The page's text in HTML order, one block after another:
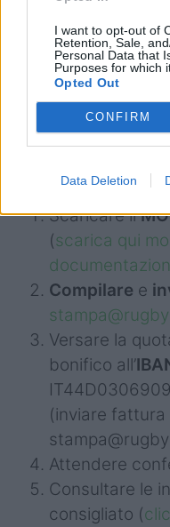
I want to opt-out of
Retention, Sale,
Personal Data that
Purposes for which
Opted Out
CONFIRM
Data Deletion
GRATUITO!!
**I tesserati
uno sconto del
della prossima
COME FARE AD
Scaricare il
(scarica qui
Compilare e
Versare la
bonifico all’
(inviare fattura
Attendere
Consultare le
consigliato (